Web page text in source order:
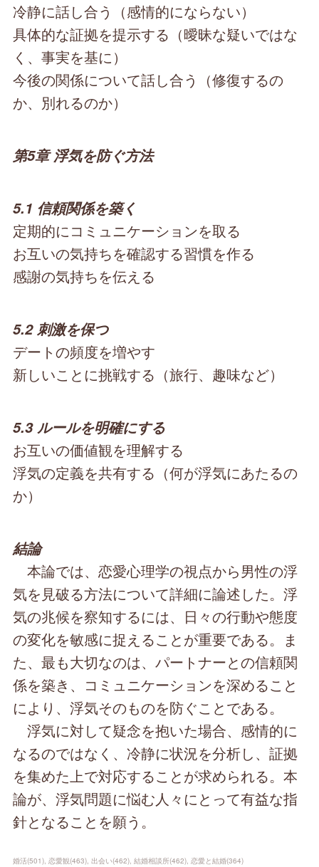
冷静に話し合う（感情的にならない）
具体的な証拠を提示する（曖昧な疑いではな
く、事実を基に）
今後の関係について話し合う（修復するの
か、別れるのか）
第5章 浮気を防ぐ方法
5.1 信頼関係を築く
定期的にコミュニケーションを取る
お互いの気持ちを確認する習慣を作る
感謝の気持ちを伝える
5.2 刺激を保つ
デートの頻度を増やす
新しいことに挑戦する（旅行、趣味など）
5.3 ルールを明確にする
お互いの価値観を理解する
浮気の定義を共有する（何が浮気にあたるの
か）
結論
本論では、恋愛心理学の視点から男性の浮
気を見破る方法について詳細に論述した。浮
気の兆候を察知するには、日々の行動や態度
の変化を敏感に捉えることが重要である。ま
た、最も大切なのは、パートナーとの信頼関
係を築き、コミュニケーションを深めること
により、浮気そのものを防ぐことである。
浮気に対して疑念を抱いた場合、感情的に
なるのではなく、冷静に状況を分析し、証拠
を集めた上で対応することが求められる。本
論が、浮気問題に悩む人々にとって有益な指
針となることを願う。
婚活(501) 恋愛観(463) 出会い(462) 結婚相談所(462) 恋愛と結婚(364)